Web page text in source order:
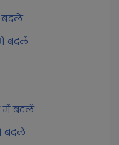
बदलें
में बदलें
में बदलें
बदलें